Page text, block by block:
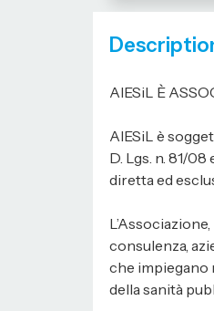
AIESiL È
AIESiL è
D. Lgs. n. 81/
diretta ed
consulenza,
che impiegano
della sanità